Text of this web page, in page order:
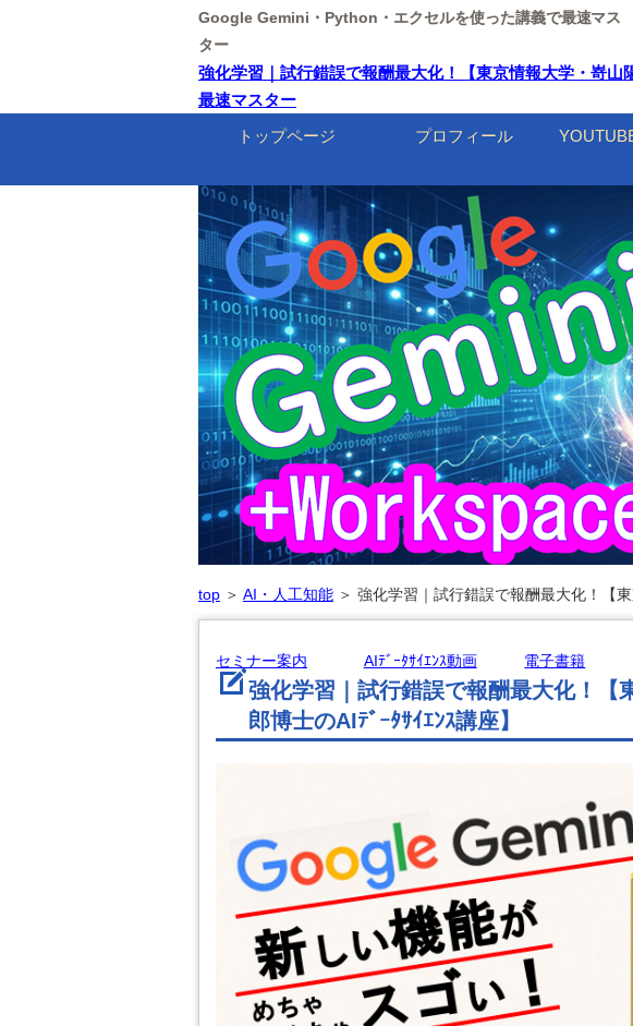
Google Gemini・Python・エクセルを使った講義で最速マス
ター
強化学習｜試行錯誤で報酬最大化！【東京情報大学・嵜
最速マスター
トップページ
プロフィール
top＞ AI・人工知能＞ 強化学習｜試行錯誤で報酬最大化！【
セミナー案内 AIﾃﾞｰﾀｻｲｴﾝｽ動画 電子書籍
強化学習｜試行錯誤で報酬最大化！【
郎博士のAIﾃﾞｰﾀｻｲｴﾝｽ講座】